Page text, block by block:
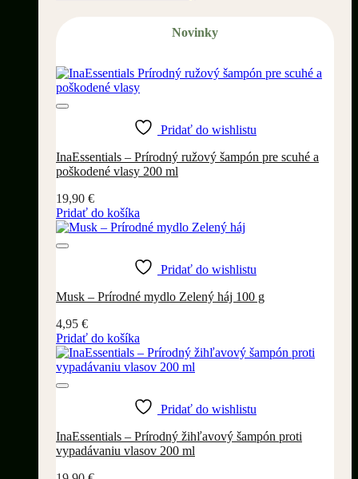
Novinky
Pridať do wishlistu
InaEssentials – Prírodný ružový šampón pre scuhé a
poškodené vlasy 200 ml
19,90 €
Pridať do košíka
Pridať do wishlistu
Musk – Prírodné mydlo Zelený háj 100 g
4,95 €
Pridať do košíka
Pridať do wishlistu
InaEssentials – Prírodný žihľavový šampón proti
vypadávaniu vlasov 200 ml